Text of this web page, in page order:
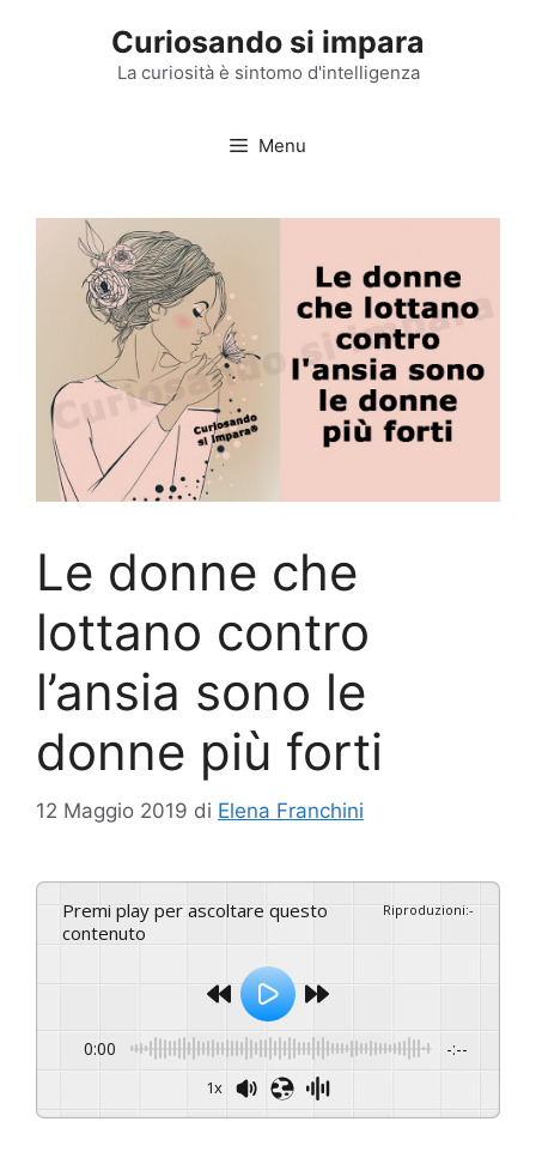
Curiosando si impara
La curiosità è sintomo d'intelligenza
Menu
Le donne che
lottano contro
l’ansia sono le
donne più forti
12 Maggio 2019 di Elena Franchini
Premi play per ascoltare questo
contenuto
Riproduzioni:-
0:00 -:--
1x